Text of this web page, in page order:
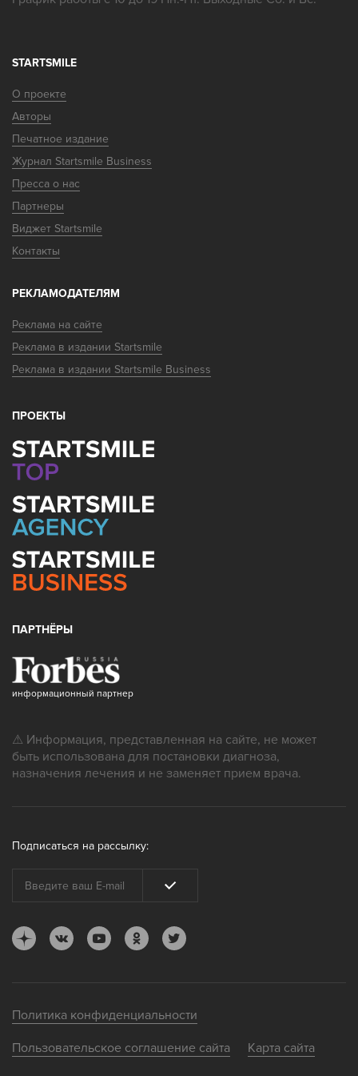
STARTSMILE
О проекте
Авторы
Печатное издание
Журнал Startsmile Business
Пресса о нас
Партнеры
Виджет Startsmile
Контакты
РЕКЛАМОДАТЕЛЯМ
Реклама на сайте
Реклама в издании Startsmile
Реклама в издании Startsmile Business
ПРОЕКТЫ
ПАРТНЁРЫ
информационный партнер
⚠ Информация, представленная на сайте, не может
быть использована для постановки диагноза,
назначения лечения и не заменяет прием врача.
Подписаться на рассылку:
Политика конфиденциальности
Пользовательское соглашение сайта Карта сайта